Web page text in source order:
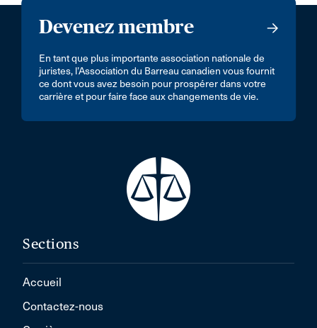
Devenez membre
En tant que plus importante association nationale de
juristes, l’Association du Barreau canadien vous fournit
ce dont vous avez besoin pour prospérer dans votre
carrière et pour faire face aux changements de vie.
Sections
Accueil
Contactez-nous